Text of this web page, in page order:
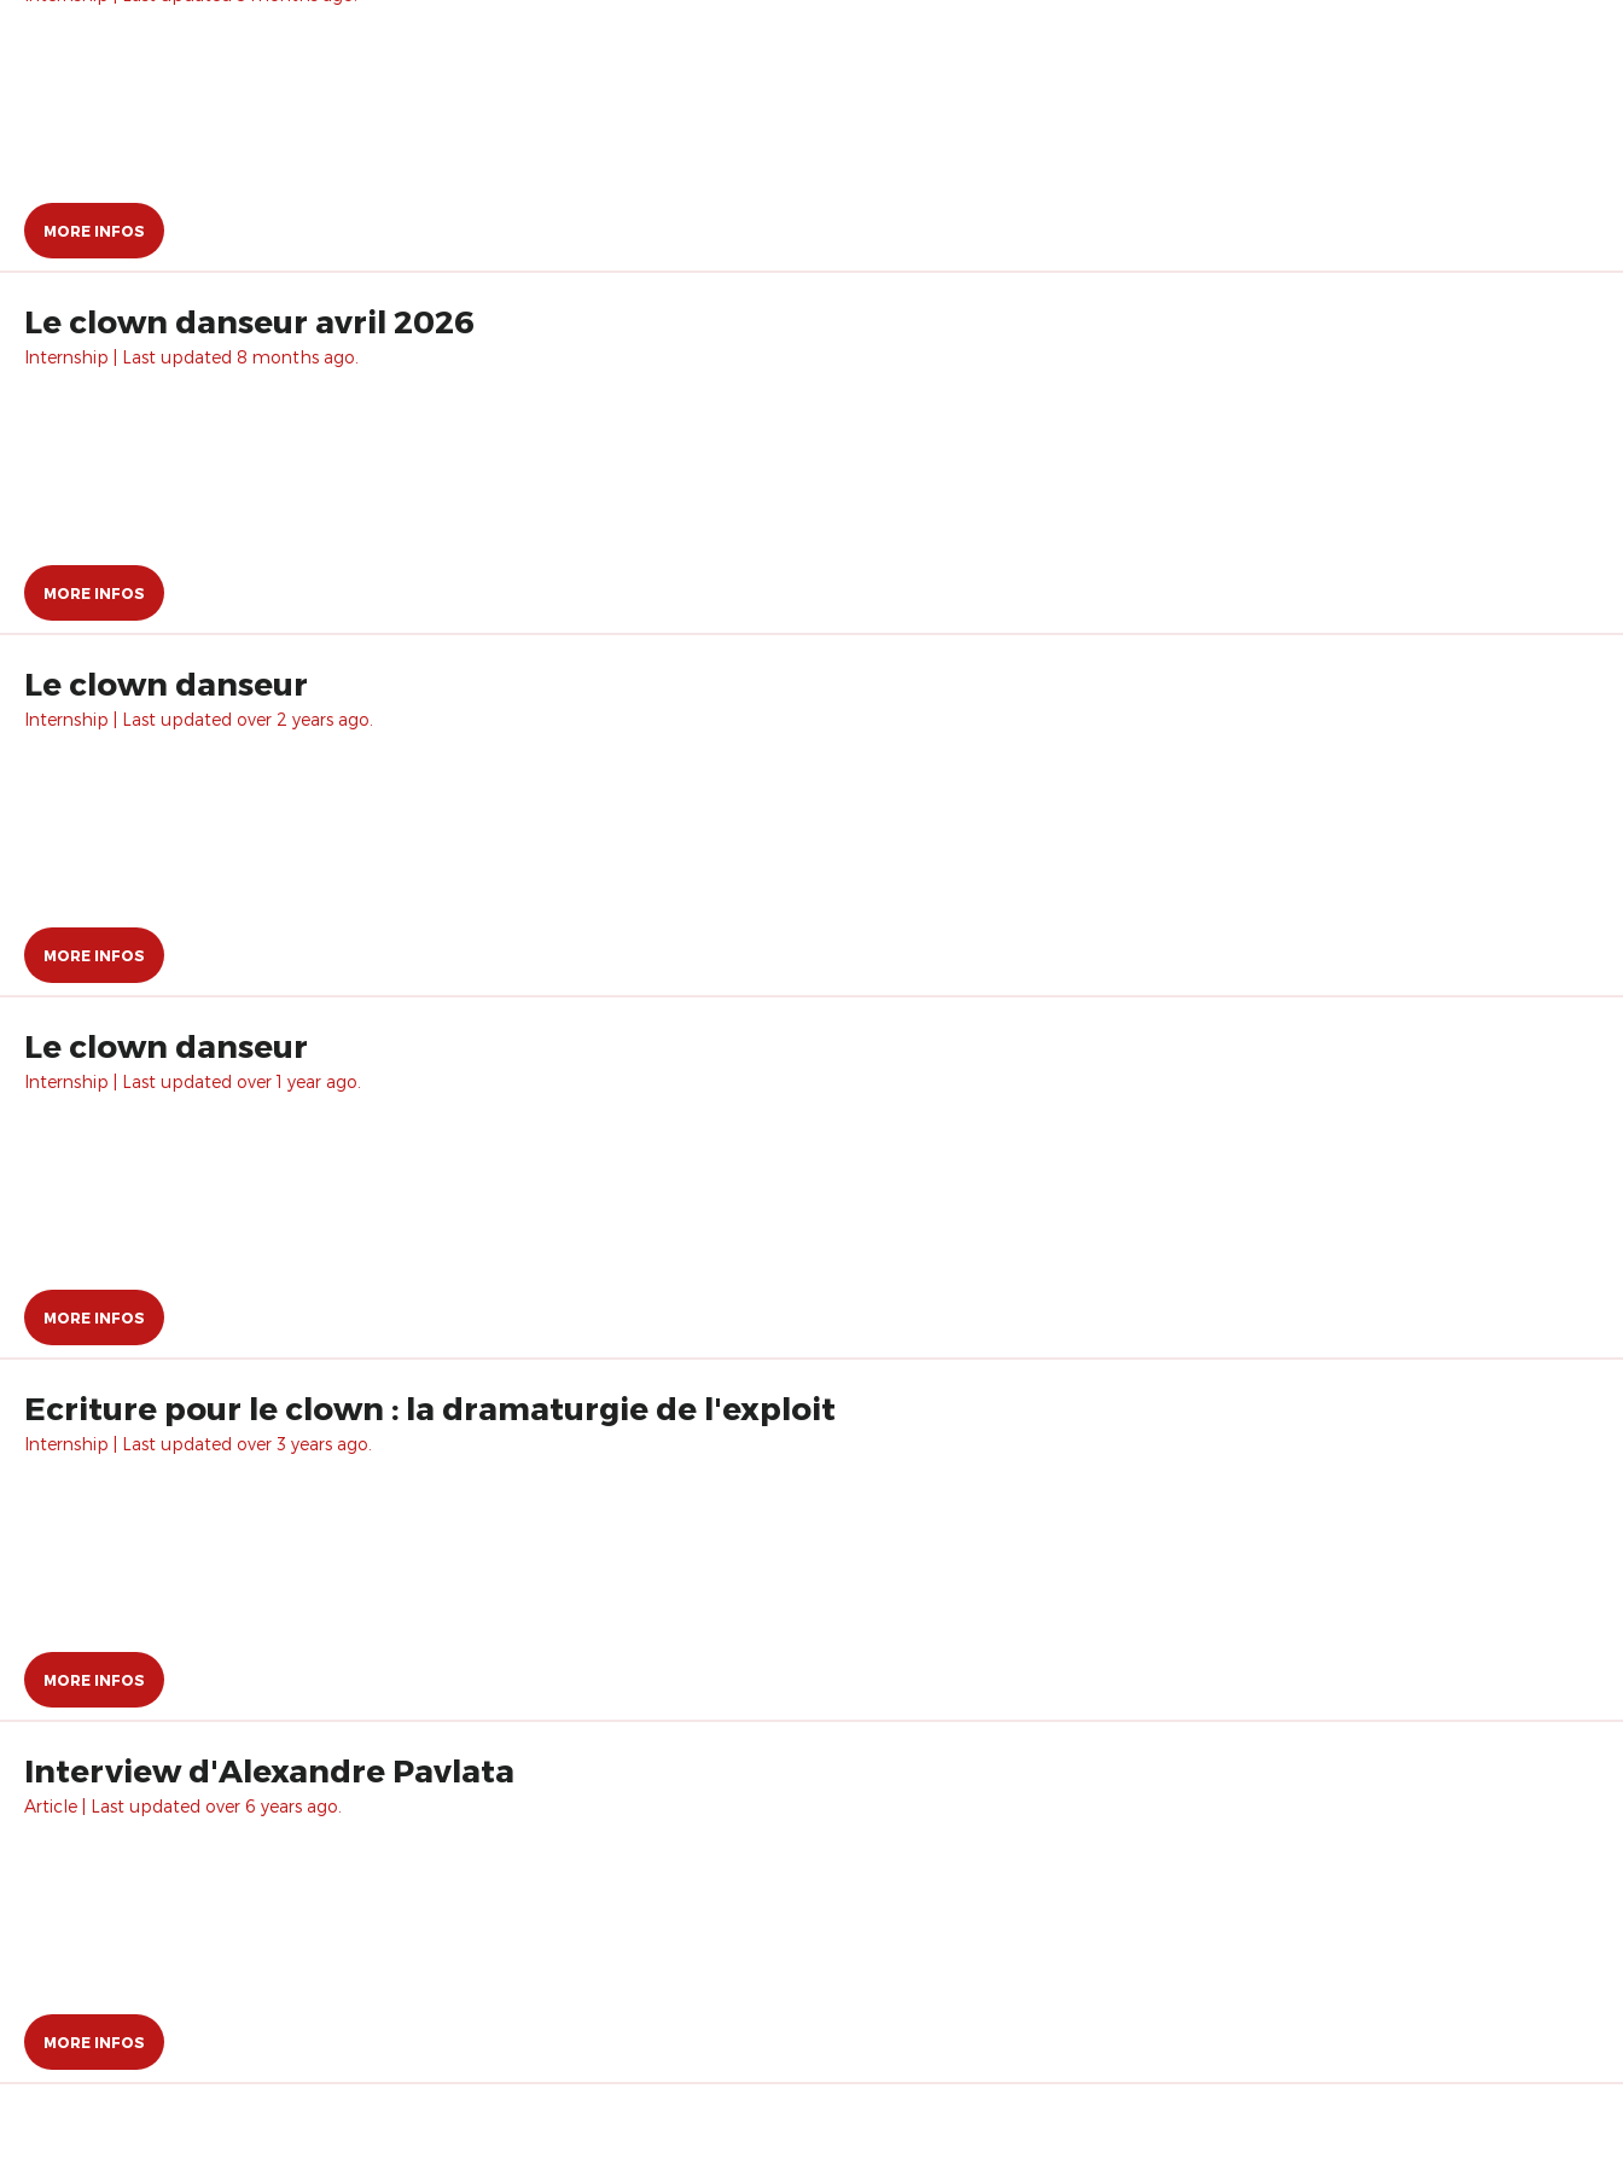
MORE INFOS
Le clown danseur avril 2026
Internship | Last updated 8 months ago.
MORE INFOS
Le clown danseur
Internship | Last updated over 2 years ago.
MORE INFOS
Le clown danseur
Internship | Last updated over 1 year ago.
MORE INFOS
Ecriture pour le clown : la dramaturgie de l'exploit
Internship | Last updated over 3 years ago.
MORE INFOS
Interview d'Alexandre Pavlata
Article | Last updated over 6 years ago.
MORE INFOS